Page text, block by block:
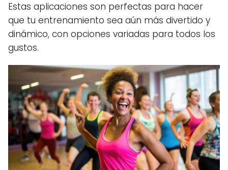
Estas aplicaciones son perfectas para hacer
que tu entrenamiento sea aún más divertido y
dinámico, con opciones variadas para todos los
gustos.